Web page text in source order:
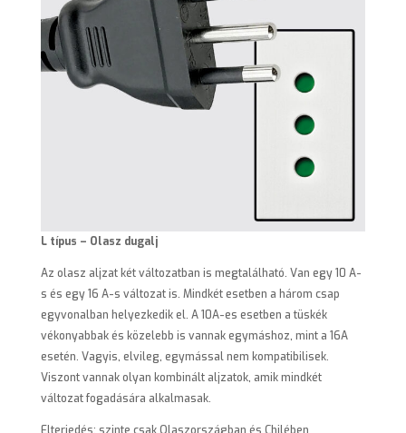
L típus – Olasz dugalj
Az olasz aljzat két változatban is megtalálható. Van egy 10 A-
s és egy 16 A-s változat is. Mindkét esetben a három csap
egyvonalban helyezkedik el. A 10A-es esetben a tüskék
vékonyabbak és közelebb is vannak egymáshoz, mint a 16A
esetén. Vagyis, elvileg, egymással nem kompatibilisek.
Viszont vannak olyan kombinált aljzatok, amik mindkét
változat fogadására alkalmasak.
Elterjedés: szinte csak Olaszországban és Chilében